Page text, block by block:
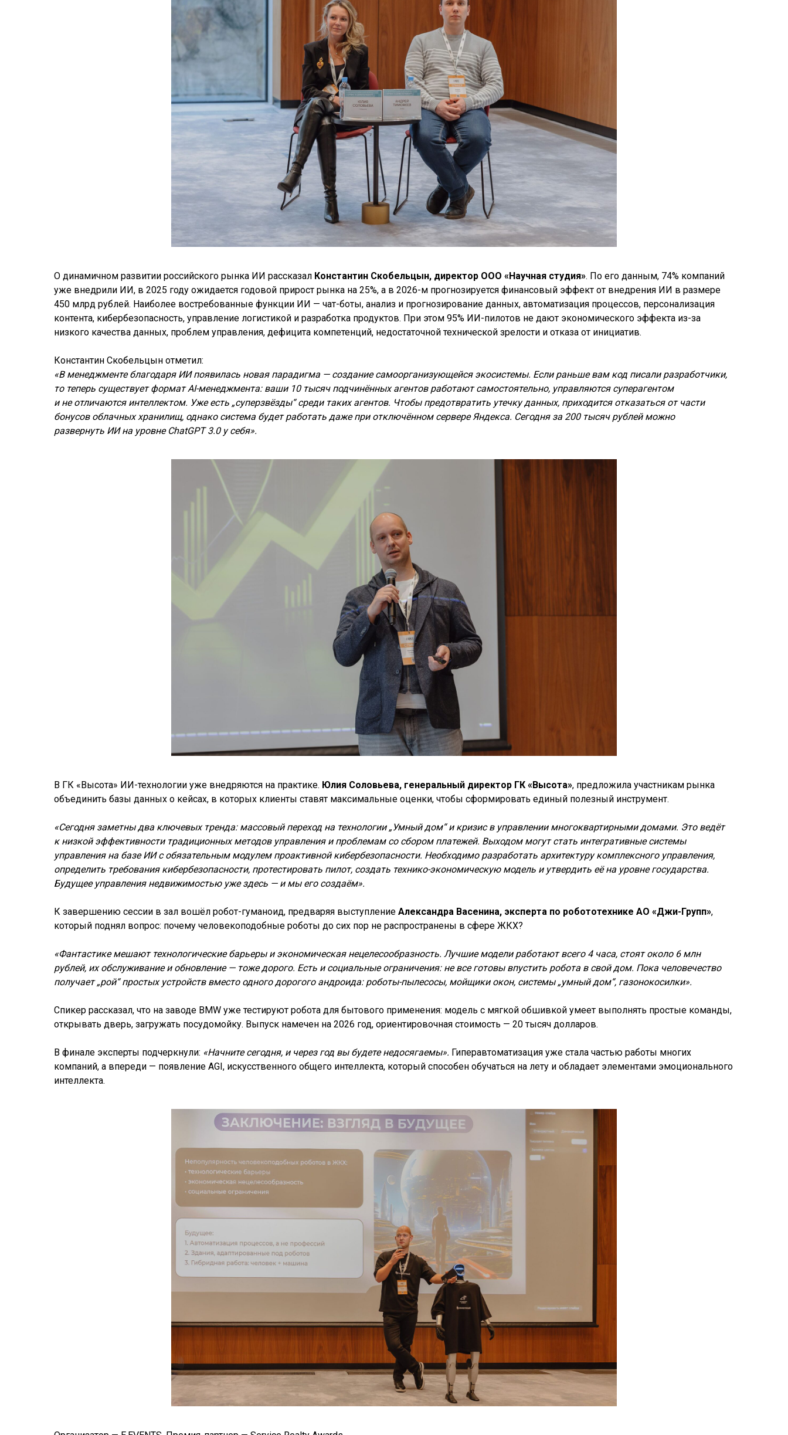
О динамичном развитии российского рынка ИИ рассказал Константин Скобельцын, директор ООО «Научная студия». По его данным, 74% компаний
уже внедрили ИИ, в 2025 году ожидается годовой прирост рынка на 25%, а в 2026-м прогнозируется финансовый эффект от внедрения ИИ в размере
450 млрд рублей. Наиболее востребованные функции ИИ — чат-боты, анализ и прогнозирование данных, автоматизация процессов, персонализация
контента, кибербезопасность, управление логистикой и разработка продуктов. При этом 95% ИИ-пилотов не дают экономического эффекта из-за
низкого качества данных, проблем управления, дефицита компетенций, недостаточной технической зрелости и отказа от инициатив.
Константин Скобельцын отметил:
«В менеджменте благодаря ИИ появилась новая парадигма — создание самоорганизующейся экосистемы. Если раньше вам код писали разработчики,
то теперь существует формат AI-менеджмента: ваши 10 тысяч подчинённых агентов работают самостоятельно, управляются суперагентом
и не отличаются интеллектом. Уже есть „суперзвёзды“ среди таких агентов. Чтобы предотвратить утечку данных, приходится отказаться от части
бонусов облачных хранилищ, однако система будет работать даже при отключённом сервере Яндекса. Сегодня за 200 тысяч рублей можно
развернуть ИИ на уровне ChatGPT 3.0 у себя».
В ГК «Высота» ИИ-технологии уже внедряются на практике. Юлия Соловьева, генеральный директор ГК «Высота», предложила участникам рынка
объединить базы данных о кейсах, в которых клиенты ставят максимальные оценки, чтобы сформировать единый полезный инструмент.
«Сегодня заметны два ключевых тренда: массовый переход на технологии „Умный дом“ и кризис в управлении многоквартирными домами. Это ведёт
к низкой эффективности традиционных методов управления и проблемам со сбором платежей. Выходом могут стать интегративные системы
управления на базе ИИ с обязательным модулем проактивной кибербезопасности. Необходимо разработать архитектуру комплексного управления,
определить требования кибербезопасности, протестировать пилот, создать технико-экономическую модель и утвердить её на уровне государства.
Будущее управления недвижимостью уже здесь — и мы его создаём».
К завершению сессии в зал вошёл робот-гуманоид, предваряя выступление Александра Васенина, эксперта по робототехнике АО «Джи-Групп»,
который поднял вопрос: почему человекоподобные роботы до сих пор не распространены в сфере ЖКХ?
«Фантастике мешают технологические барьеры и экономическая нецелесообразность. Лучшие модели работают всего 4 часа, стоят около 6 млн
рублей, их обслуживание и обновление — тоже дорого. Есть и социальные ограничения: не все готовы впустить робота в свой дом. Пока человечество
получает „рой“ простых устройств вместо одного дорогого андроида: роботы-пылесосы, мойщики окон, системы „умный дом“, газонокосилки».
Спикер рассказал, что на заводе BMW уже тестируют робота для бытового применения: модель с мягкой обшивкой умеет выполнять простые команды,
открывать дверь, загружать посудомойку. Выпуск намечен на 2026 год, ориентировочная стоимость — 20 тысяч долларов.
В финале эксперты подчеркнули: «Начните сегодня, и через год вы будете недосягаемы». Гиперавтоматизация уже стала частью работы многих
компаний, а впереди — появление AGI, искусственного общего интеллекта, который способен обучаться на лету и обладает элементами эмоционального
интеллекта.